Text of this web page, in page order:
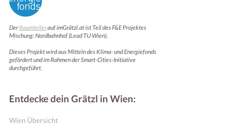
DerRaumteilerauf imGrätzl.at ist Teil des F&E Projektes
Mischung: Nordbahnhof (Lead TU Wien).
Dieses Projekt wird aus Mitteln des Klima- und Energiefonds
gefördert und im Rahmen der Smart-Cities-Initiative
durchgeführt.
Entdecke dein Grätzl in Wien:
Wien Übersicht